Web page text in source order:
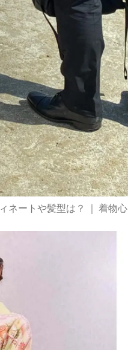
ネートや髪型は？ ｜ 着物心